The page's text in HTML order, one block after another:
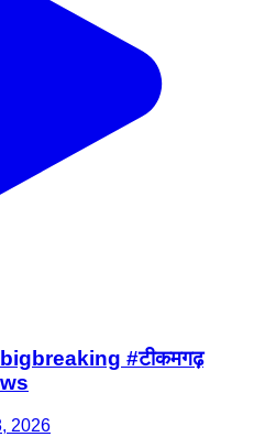
#टीकमगढ़
2026